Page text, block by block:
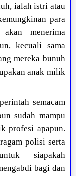
ialah istri atau
para
menerima
kecuali sama
mereka bunuh
anak milik
semacam
sudah mampu
profesi apapun.
polisi serta
siapakah
bagi dan